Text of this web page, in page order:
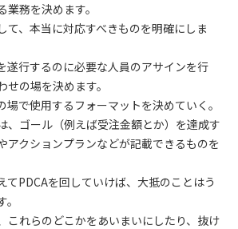
務を決めます。
て、本当に対応すべきものを明確にしま
遂行するのに必要な人員のアサインを行
の場を決めます。
場で使用するフォーマットを決めていく。
、ゴール（例えば受注金額とか）を達成す
アクションプランなどが記載できるものを
てPDCAを回していけば、大抵のことはう
これらのどこかをあいまいにしたり、抜け